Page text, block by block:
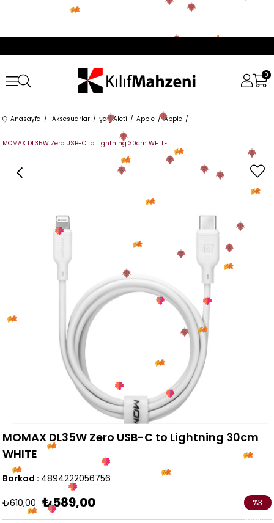
0
Anasayfa Aksesuarlar Şarj Aleti Apple Apple
MOMAX DL35W Zero USB-C to Lightning 30cm WHITE
MOMAX DL35W Zero USB-C to Lightning 30cm
WHITE
Barkod : 4894222056756
₺610,00 ₺589,00 %3
İndirim